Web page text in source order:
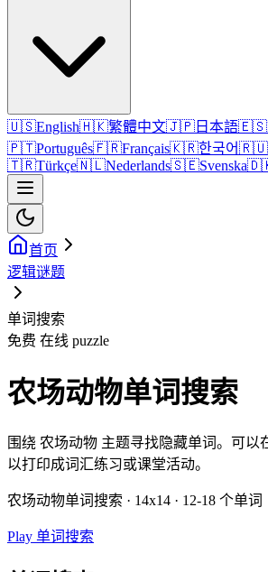
🇺🇸English🇭🇰繁體中文🇯🇵 日本語🇪🇸
🇵🇹Português🇫🇷Français🇰🇷한국어🇷🇺
🇹🇷Türkçe🇳🇱Nederlands🇸🇪Svenska
首页
逻辑谜题
单词搜索
免费 在线 puzzle
农场动物单词搜索
围绕 农场动物 主题寻找隐藏单词。可以
以打印成词汇练习或课堂活动。
农场动物单词搜索 · 14x14 · 12-18 个单词
Play 单词搜索